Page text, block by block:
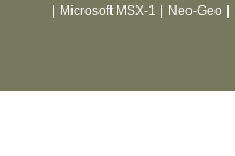
Microsoft MSX-1 Neo-Geo